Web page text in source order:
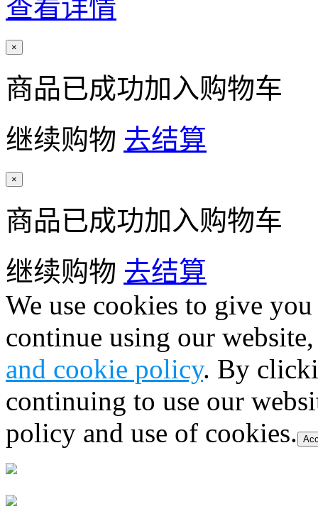
查看详情
×
商品已成功加入购物车
继续购物 去结算
×
商品已成功加入购物车
继续购物 去结算
We use cookies to give
continue using our
and cookie policy. By
continuing to use our
policy and use of cookies.